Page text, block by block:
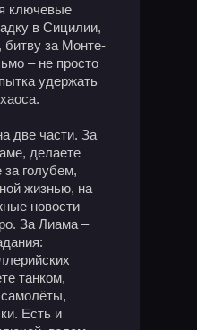
ключевые
в Сицилии,
за Монте-
– не просто
удержать
две части. За
делаете
за голубем,
жизнью, на
новости
За Лиама –
танком,
Есть и